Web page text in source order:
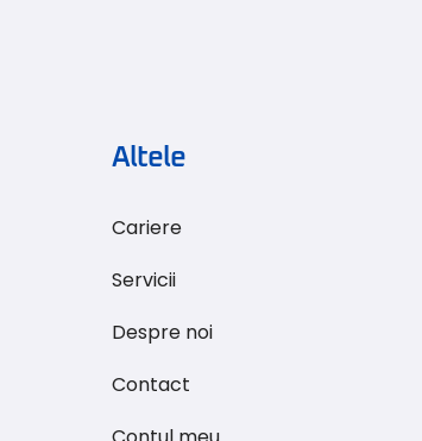
Altele
Cariere
Servicii
Despre noi
Contact